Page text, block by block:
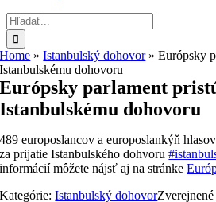
Hľadať:
Home »Istanbulský dohovor»Európsky
Istanbulskému dohovoru
Európsky parlament
Istanbulskému dohovoru
489 europoslancov a europoslankýň
za prijatie Istanbulského dohvoru
informácií môžete nájsť aj na stránke
Kategórie:Istanbulský dohovor